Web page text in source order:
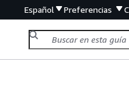
Español Preferencias